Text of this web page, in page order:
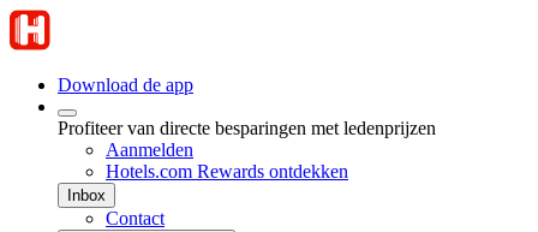
Download de app
Profiteer van directe besparingen met ledenprijzen
Aanmelden
Hotels.com Rewards ontdekken
Inbox
Contact